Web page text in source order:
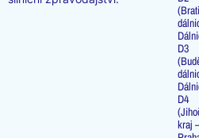
D3
D4
kraj –